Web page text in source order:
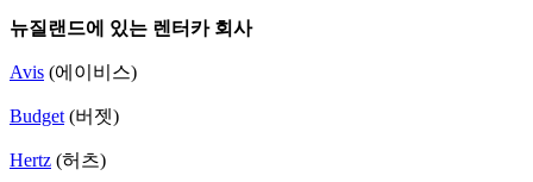
뉴질랜드에 있는 렌터카 회사
Avis (에이비스)
Budget (버젯)
Hertz (허츠)